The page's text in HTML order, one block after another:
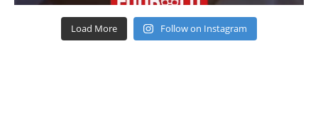
Load More Follow on Instagram